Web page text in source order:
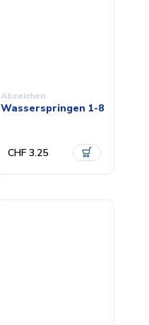
Abzeichen
Wasserspringen 1-8
CHF 3.25